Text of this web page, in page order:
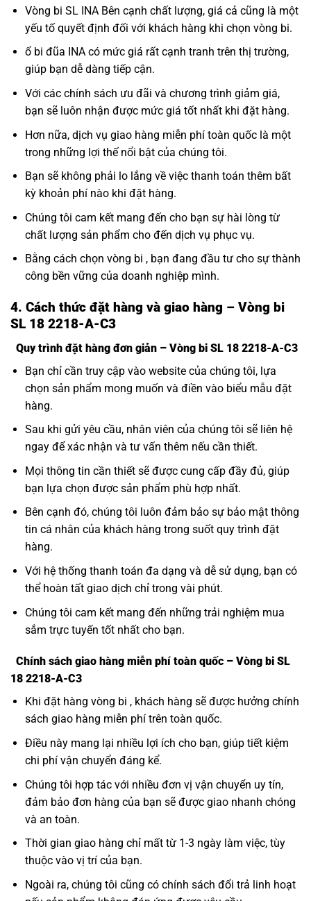
Vòng bi SL INA Bên cạnh chất lượng, giá cả cũng là một
yếu tố quyết định đối với khách hàng khi chọn vòng bi.
ổ bi đũa INA có mức giá rất cạnh tranh trên thị trường,
giúp bạn dễ dàng tiếp cận.
Với các chính sách ưu đãi và chương trình giảm giá,
bạn sẽ luôn nhận được mức giá tốt nhất khi đặt hàng.
Hơn nữa, dịch vụ giao hàng miễn phí toàn quốc là một
trong những lợi thế nổi bật của chúng tôi.
Bạn sẽ không phải lo lắng về việc thanh toán thêm bất
kỳ khoản phí nào khi đặt hàng.
Chúng tôi cam kết mang đến cho bạn sự hài lòng từ
chất lượng sản phẩm cho đến dịch vụ phục vụ.
Bằng cách chọn vòng bi , bạn đang đầu tư cho sự thành
công bền vững của doanh nghiệp mình.
4. Cách thức đặt hàng và giao hàng – Vòng bi
SL 18 2218-A-C3
Quy trình đặt hàng đơn giản – Vòng bi SL 18 2218-A-C3
Bạn chỉ cần truy cập vào website của chúng tôi, lựa
chọn sản phẩm mong muốn và điền vào biểu mẫu đặt
hàng.
Sau khi gửi yêu cầu, nhân viên của chúng tôi sẽ liên hệ
ngay để xác nhận và tư vấn thêm nếu cần thiết.
Mọi thông tin cần thiết sẽ được cung cấp đầy đủ, giúp
bạn lựa chọn được sản phẩm phù hợp nhất.
Bên cạnh đó, chúng tôi luôn đảm bảo sự bảo mật thông
tin cá nhân của khách hàng trong suốt quy trình đặt
hàng.
Với hệ thống thanh toán đa dạng và dễ sử dụng, bạn có
thể hoàn tất giao dịch chỉ trong vài phút.
Chúng tôi cam kết mang đến những trải nghiệm mua
sắm trực tuyến tốt nhất cho bạn.
Chính sách giao hàng miễn phí toàn quốc – Vòng bi SL
18 2218-A-C3
Khi đặt hàng vòng bi , khách hàng sẽ được hưởng chính
sách giao hàng miễn phí trên toàn quốc.
Điều này mang lại nhiều lợi ích cho bạn, giúp tiết kiệm
chi phí vận chuyển đáng kể.
Chúng tôi hợp tác với nhiều đơn vị vận chuyển uy tín,
đảm bảo đơn hàng của bạn sẽ được giao nhanh chóng
và an toàn.
Thời gian giao hàng chỉ mất từ 1-3 ngày làm việc, tùy
thuộc vào vị trí của bạn.
Ngoài ra, chúng tôi cũng có chính sách đổi trả linh hoạt